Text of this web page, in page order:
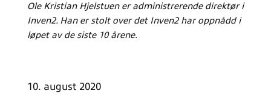
Ole Kristian Hjelstuen er administrerende direktør i
Inven2. Han er stolt over det Inven2 har oppnådd i
løpet av de siste 10 årene.
10. august 2020